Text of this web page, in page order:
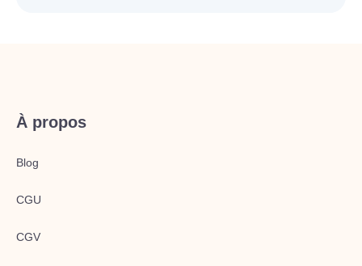
À propos
Blog
CGU
CGV